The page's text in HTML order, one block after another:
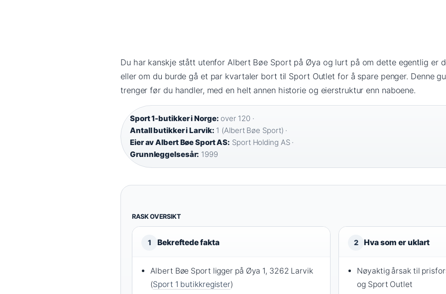
Du har kanskje stått utenfor Albert Bøe Sport på Øya og lurt på om dette egentlig er
eller om du burde gå et par kvartaler bort til Sport Outlet for å spare penger. Denne
trenger før du handler, med en helt annen historie og eierstruktur enn naboene.
Sport 1-butikker i Norge: over 120 ·
Antall butikker i Larvik: 1 (Albert Bøe Sport) ·
Eier av Albert Bøe Sport AS: Sport Holding AS ·
Grunnleggelsesår: 1999
RASK OVERSIKT
1 Bekreftede fakta
Albert Bøe Sport ligger på Øya 1, 3262 Larvik
(Sport 1 butikkregister)
2 Hva som er uklart
Nøyaktig årsak til
og Sport Outlet